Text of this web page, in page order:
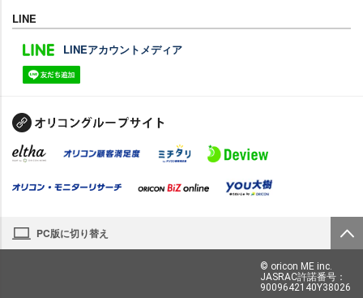
LINE
LINEアカウントメディア
PC版に切り替え
© oricon ME inc.
JASRAC許諾番号：
9009642140Y38026